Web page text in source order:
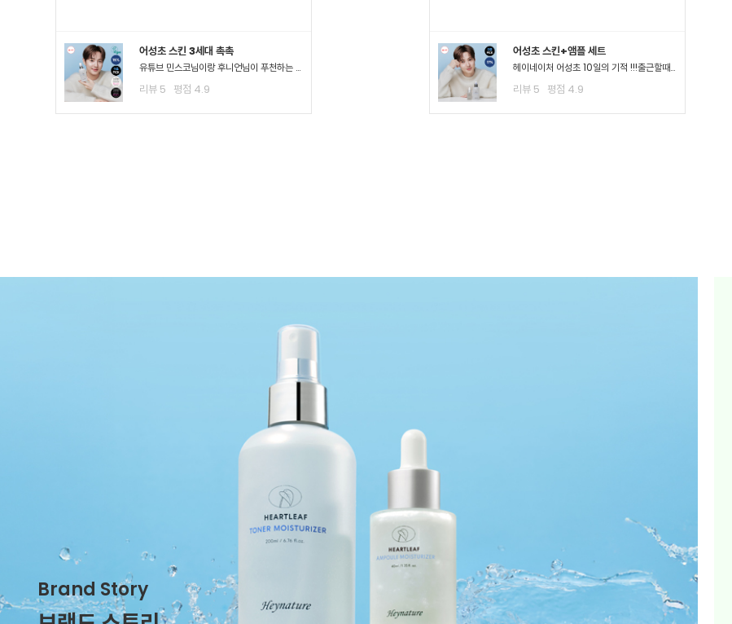
어성초 스킨 3세대 촉촉
유튜브 민스코님이랑 후니언님이 푸천하는 공병템이라서 큰 맘먹고 샀는데요!! 진정이 되는 거 같아요!! 좁*여드*이 많이 진정된 걸 느끼고요 스킨팩을 해주고 잤을 때 가장 큰 효과를 느꼈어요3일차까지..
리뷰 5 평점 4.9
어성초 스킨+앰플 세트
헤이네이처 어성초 10일의 기적 !!!출근할때나 평소 밖에서 다닐때도 계속 마스크를 사용하다보니.. 피부가 나아질 기*가 안보였어요ㅠㅠ 첫날 피부 보시면 다들 아시겠지만 너무 심해서 거울보기도 싫을..
리뷰 5 평점 4.9
Brand Story